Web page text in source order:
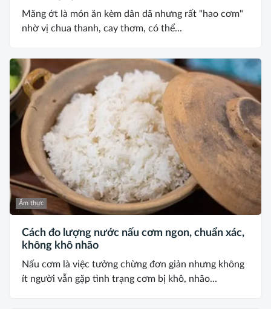
Măng ớt là món ăn kèm dân dã nhưng rất "hao cơm"
nhờ vị chua thanh, cay thơm, có thể...
Ẩm thực
Cách đo lượng nước nấu cơm ngon, chuẩn xác,
không khô nhão
Nấu cơm là việc tưởng chừng đơn giản nhưng không
ít người vẫn gặp tình trạng cơm bị khô, nhão...